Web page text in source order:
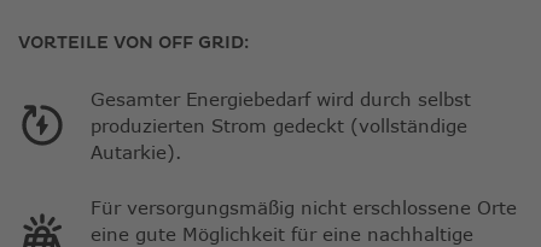
VORTEILE VON OFF GRID:
Gesamter Energiebedarf wird durch selbst
produzierten Strom gedeckt (vollständige
Autarkie).
Für versorgungsmäßig nicht erschlossene Orte
eine gute Möglichkeit für eine nachhaltige